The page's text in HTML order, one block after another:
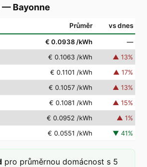
— Bayonne
Průměr vs dnes
€ 0.0938 /kWh
—
€ 0.1063 /kWh ▲ 13%
€ 0.1101 /kWh ▲ 17%
€ 0.1057 /kWh ▲ 13%
€ 0.1081 /kWh ▲ 15%
€ 0.0952 /kWh ▲ 1%
€ 0.0551 /kWh ▼ 41%
pro průměrnou domácnost s 5